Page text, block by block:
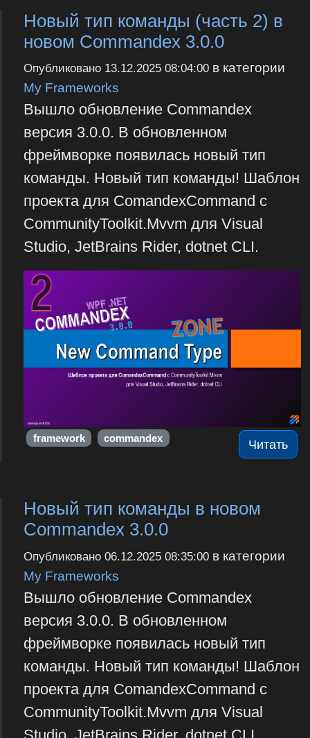
Новый тип команды (часть 2) в
новом Commandex 3.0.0
Опубликовано 13.12.2025 08:04:00в категории
My Frameworks
Вышло обновление Commandex
версия 3.0.0. В обновленном
фреймворке появилась новый тип
команды. Новый тип команды! Шаблон
проекта для ComandexCommand с
CommunityToolkit.Mvvm для Visual
Studio, JetBrains Rider, dotnet CLI.
Читать
framework commandex
Новый тип команды в новом
Commandex 3.0.0
Опубликовано 06.12.2025 08:35:00в категории
My Frameworks
Вышло обновление Commandex
версия 3.0.0. В обновленном
фреймворке появилась новый тип
команды. Новый тип команды! Шаблон
проекта для ComandexCommand с
CommunityToolkit.Mvvm для Visual